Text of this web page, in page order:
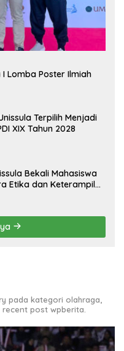
Lomba Poster Ilmiah
Terpilih Menjadi
XIX Tahun 2028
Bekali Mahasiswa
Etika dan Keterampilan
pada kategori olahraga,
post wpberita.